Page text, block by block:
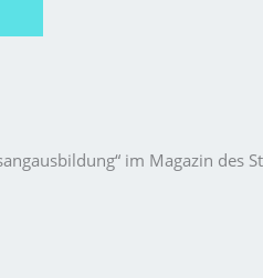
im Magazin des